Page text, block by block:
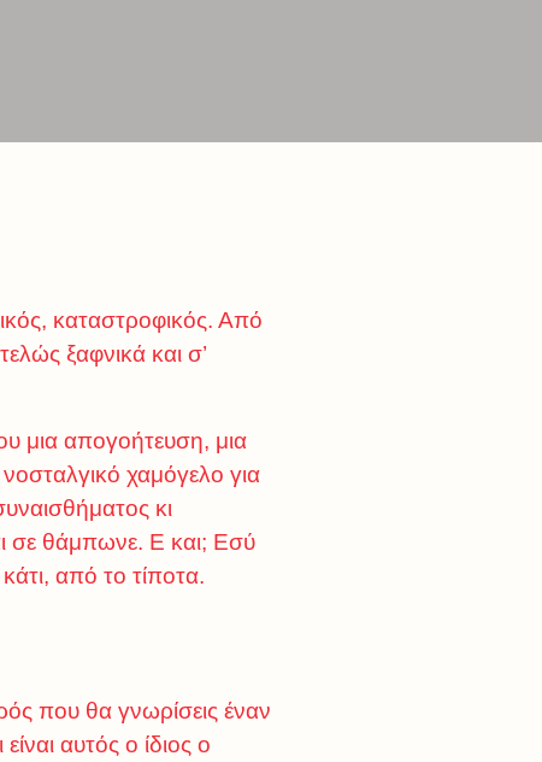
καταστροφικός. Από
ξαφνικά και σ’
μια απογοήτευση, μια
χαμόγελο για
κι
σε θάμπωνε. Ε και; Εσύ
από το τίποτα.
που θα γνωρίσεις έναν
αυτός ο ίδιος ο